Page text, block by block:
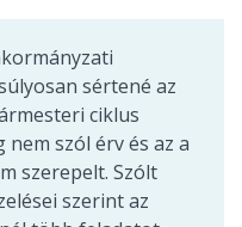
sértené az
ciklus
szól érv és az a
szerepelt. Szólt
szerint az